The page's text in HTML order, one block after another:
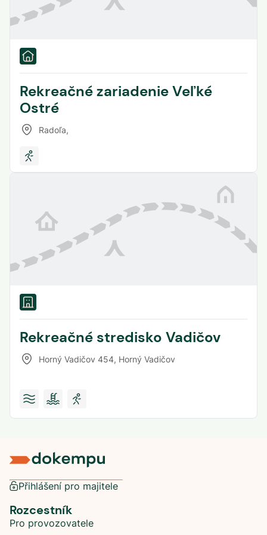
Rekreačné zariadenie Veľké
Ostré
Radoľa,
Rekreačné stredisko Vadičov
Horný Vadičov 454, Horný Vadičov
Přihlášení pro majitele
Rozcestník
Pro provozovatele